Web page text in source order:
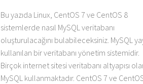
Bu yazıda Linux, CentOS 7 ve CentOS 8
sistemlerde nasıl MySQL veritabanı
oluşturulacağını bulabileceksiniz. MySQL
kullanılan bir veritabanı yönetim sistemidir.
Birçok internet sitesi veritabanı altyapısı
MySQL kullanmaktadır. CentOS 7 ve